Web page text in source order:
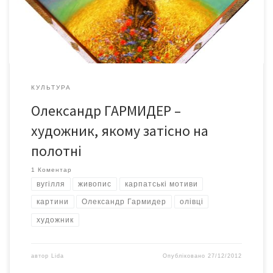
так сталося зі мною у сприйнятті постаті яскравої та […]
КУЛЬТУРА
Олександр ГАРМИДЕР –
художник, якому затісно на
полотні
1 Коментар
вугілля живопис карпатські мотиви
картини Олександр Гармидер олівці
художник
автор Lida Опубліковано 27/12/2012